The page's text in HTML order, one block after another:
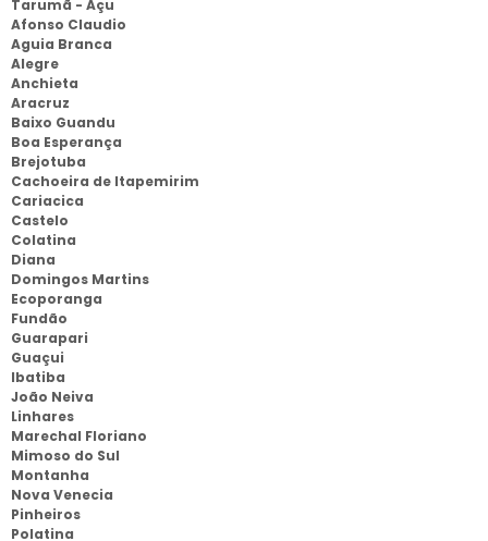
Tarumã - Açu
Afonso Claudio
Aguia Branca
Alegre
Anchieta
Aracruz
Baixo Guandu
Boa Esperança
Brejotuba
Cachoeira de Itapemirim
Cariacica
Castelo
Colatina
Diana
Domingos Martins
Ecoporanga
Fundão
Guarapari
Guaçui
Ibatiba
João Neiva
Linhares
Marechal Floriano
Mimoso do Sul
Montanha
Nova Venecia
Pinheiros
Polatina